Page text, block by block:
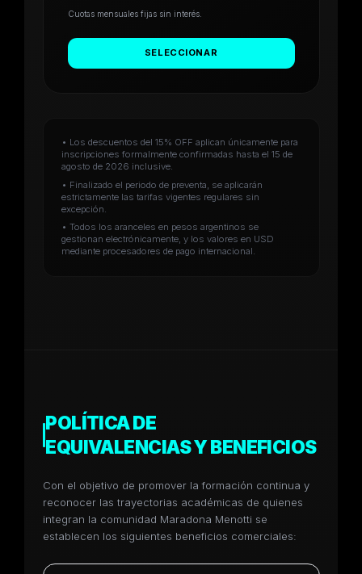
Cuotas mensuales fijas sin interés.
SELECCIONAR
• Los descuentos del 15% OFF aplican únicamente para
inscripciones formalmente confirmadas hasta el 15 de
agosto de 2026 inclusive.
• Finalizado el periodo de preventa, se aplicarán
estrictamente las tarifas vigentes regulares sin
excepción.
• Todos los aranceles en pesos argentinos se
gestionan electrónicamente, y los valores en USD
mediante procesadores de pago internacional.
POLÍTICA DE
EQUIVALENCIAS Y BENEFICIOS
Con el objetivo de promover la formación continua y
reconocer las trayectorias académicas de quienes
integran la comunidad Maradona Menotti se
establecen los siguientes beneficios comerciales: